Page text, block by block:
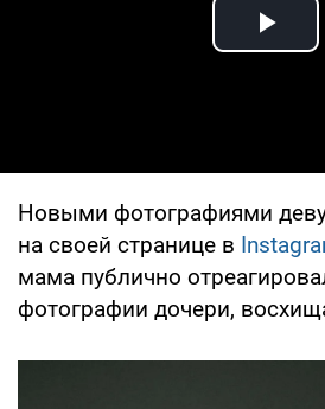
Новыми фотографиями
на своей странице в
мама публично
фотографии дочери,